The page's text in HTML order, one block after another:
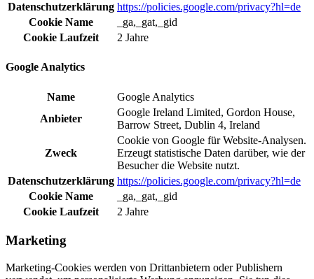
Datenschutzerklärung https://policies.google.com/privacy?hl=de
Cookie Name
_ga,_gat,_gid
Cookie Laufzeit
2 Jahre
Google Analytics
Name
Google Analytics
Anbieter
Google Ireland Limited, Gordon House,
Barrow Street, Dublin 4, Ireland
Zweck
Cookie von Google für Website-Analysen.
Erzeugt statistische Daten darüber, wie der
Besucher die Website nutzt.
Datenschutzerklärung https://policies.google.com/privacy?hl=de
Cookie Name
_ga,_gat,_gid
Cookie Laufzeit
2 Jahre
Marketing
Marketing-Cookies werden von Drittanbietern oder Publishern